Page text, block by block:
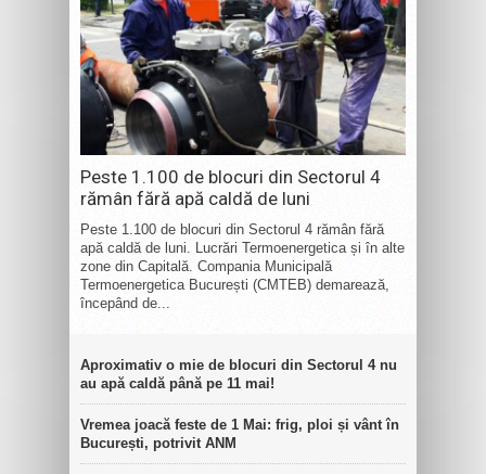
Peste 1.100 de blocuri din Sectorul 4
rămân fără apă caldă de luni
Peste 1.100 de blocuri din Sectorul 4 rămân fără
apă caldă de luni. Lucrări Termoenergetica și în alte
zone din Capitală. Compania Municipală
Termoenergetica București (CMTEB) demarează,
începând de...
Aproximativ o mie de blocuri din Sectorul 4 nu
au apă caldă până pe 11 mai!
Vremea joacă feste de 1 Mai: frig, ploi și vânt în
București, potrivit ANM